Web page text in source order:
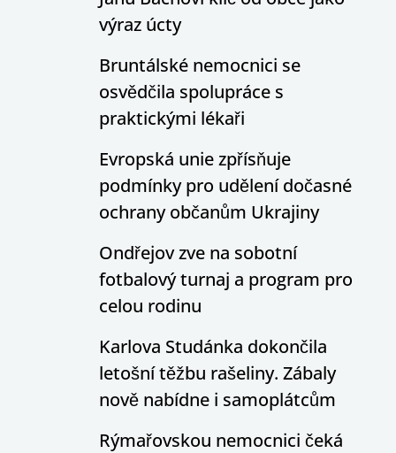
výraz úcty
Bruntálské nemocnici se
osvědčila spolupráce s
praktickými lékaři
Evropská unie zpřísňuje
podmínky pro udělení dočasné
ochrany občanům Ukrajiny
Ondřejov zve na sobotní
fotbalový turnaj a program pro
celou rodinu
Karlova Studánka dokončila
letošní těžbu rašeliny. Zábaly
nově nabídne i samoplátcům
Rýmařovskou nemocnici čeká